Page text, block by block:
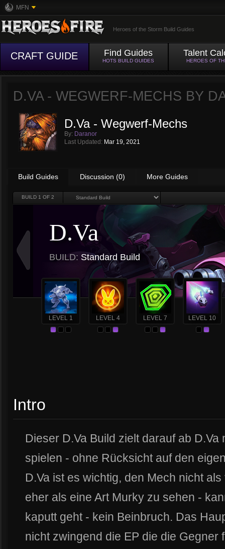
MFN
Heroes of the Storm Build Guides
CRAFT GUIDE Find Guides
HOTS BUILD GUIDES
Talent
HEROES OF
D.VA - WEGWERF-MECHS BY
D.Va - Wegwerf-Mechs
By: Daranor
Last Updated: Mar 19, 2021
Build Guides Discussion (0) More Guides
BUILD 1 OF 2
D.Va
BUILD: Standard Build
LEVEL 1 LEVEL 4 LEVEL 7 LEVEL 10
Intro
Dieser D.Va Build zielt darauf ab
spielen - ohne Rücksicht auf den
D.Va ist es wichtig, den Mech nicht
eher als eine Art Murky zu sehen -
kaputt geht - kein Beinbruch. Das
nicht zwingend die EP die die Gegner